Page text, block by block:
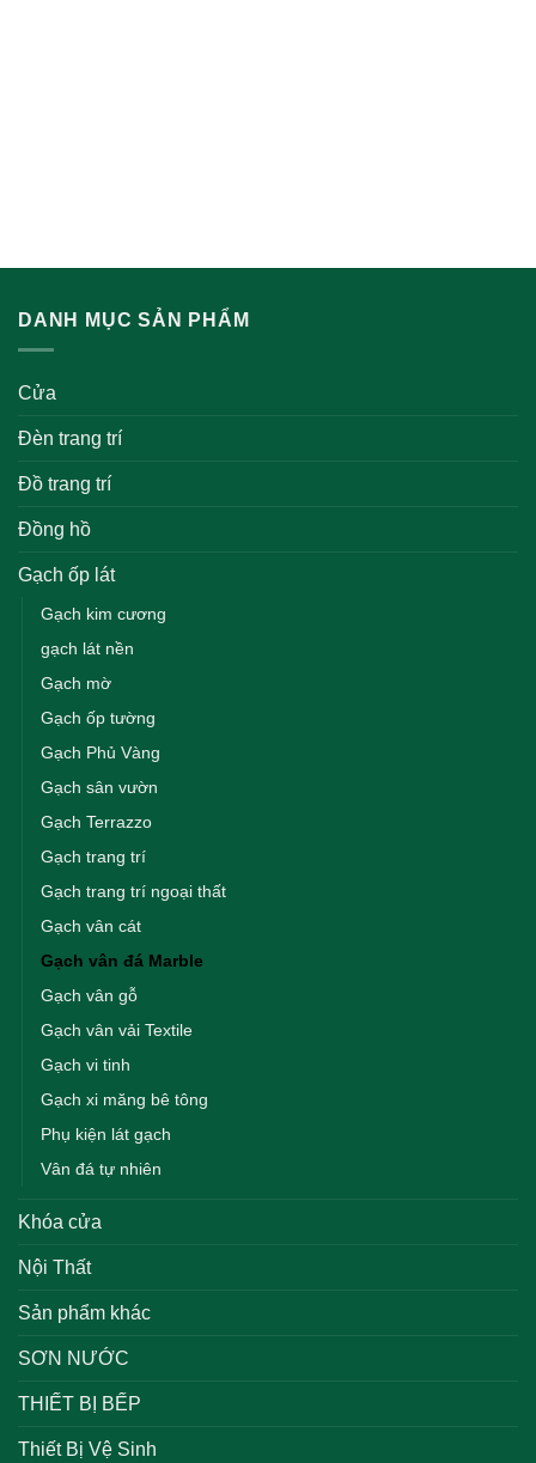
DANH MỤC SẢN PHẨM
Cửa
Đèn trang trí
Đồ trang trí
Đồng hồ
Gạch ốp lát
Gạch kim cương
gạch lát nền
Gạch mờ
Gạch ốp tường
Gạch Phủ Vàng
Gạch sân vườn
Gạch Terrazzo
Gạch trang trí
Gạch trang trí ngoại thất
Gạch vân cát
Gạch vân đá Marble
Gạch vân gỗ
Gạch vân vải Textile
Gạch vi tinh
Gạch xi măng bê tông
Phụ kiện lát gạch
Vân đá tự nhiên
Khóa cửa
Nội Thất
Sản phẩm khác
SƠN NƯỚC
THIẾT BỊ BẾP
Thiết Bị Vệ Sinh